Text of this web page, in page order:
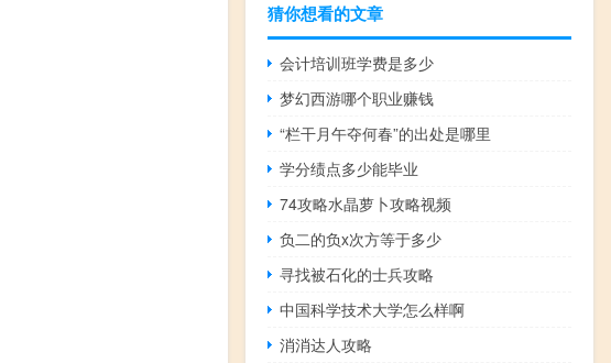
猜你想看的文章
会计培训班学费是多少
梦幻西游哪个职业赚钱
“栏干月午夺何春”的出处是哪里
学分绩点多少能毕业
74攻略水晶萝卜攻略视频
负二的负x次方等于多少
寻找被石化的士兵攻略
中国科学技术大学怎么样啊
消消达人攻略